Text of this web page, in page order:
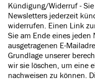
Kündigung/Widerruf -
Newsletters jederzeit
widerrufen. Einen Link
Sie am Ende eines
ausgetragenen E-
Grundlage unserer
wir sie löschen, um eine
nachweisen zu können.